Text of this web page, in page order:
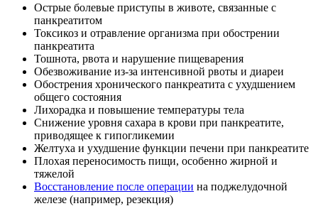
Острые болевые приступы в животе, связанные с
панкреатитом
Токсикоз и отравление организма при обострении
панкреатита
Тошнота, рвота и нарушение пищеварения
Обезвоживание из-за интенсивной рвоты и диареи
Обострения хронического панкреатита с ухудшением
общего состояния
Лихорадка и повышение температуры тела
Снижение уровня сахара в крови при панкреатите,
приводящее к гипогликемии
Желтуха и ухудшение функции печени при панкреатите
Плохая переносимость пищи, особенно жирной и
тяжелой
Восстановление после операции на поджелудочной
железе (например, резекция)